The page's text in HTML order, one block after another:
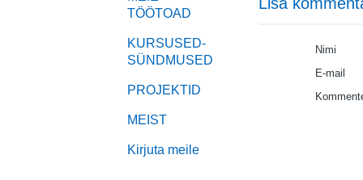
TÖÖTOAD
KURSUSED-
SÜNDMUSED
PROJEKTID
MEIST
Kirjuta meile
Nimi
E-mail